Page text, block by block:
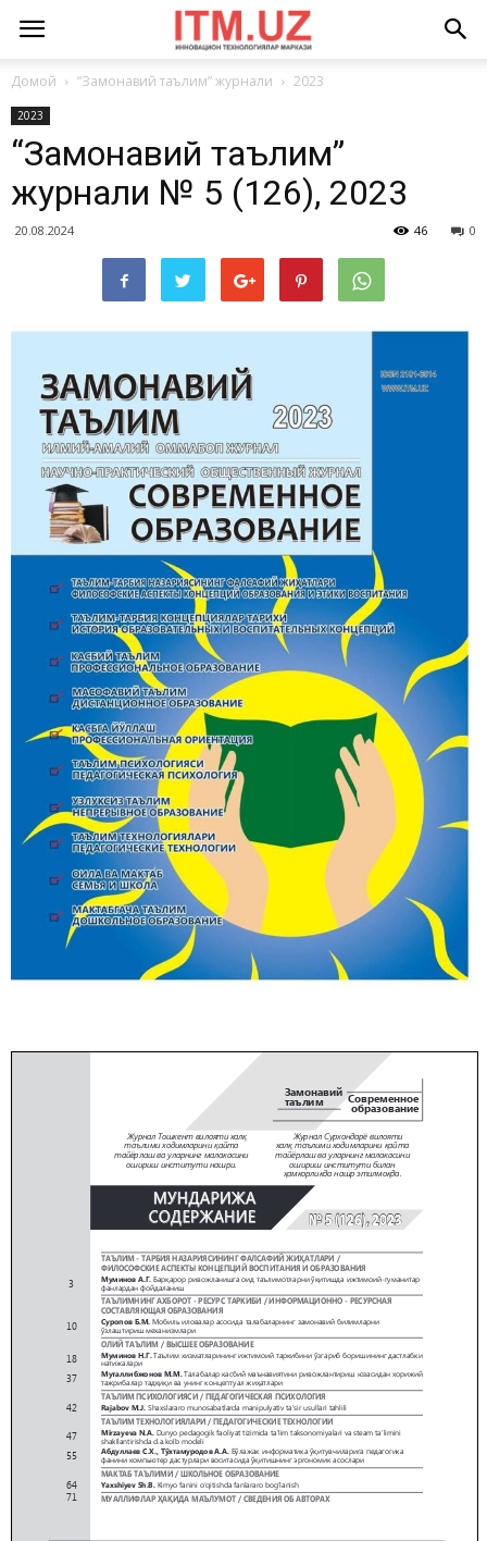
Домой “Замонавий таълим” журнали 2023
2023
“Замонавий таълим”
журнали № 5 (126), 2023
20.08.2024 0
46